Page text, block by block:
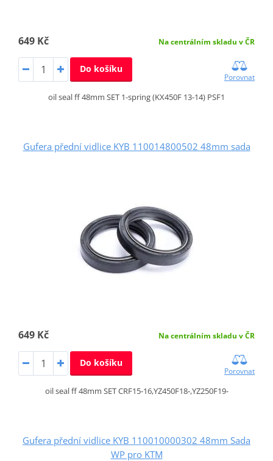
649 Kč Na centrálním skladu v ČR
Do košíku
Porovnat
oil seal ff 48mm SET 1-spring (KX450F 13-14) PSF1
Gufera přední vidlice KYB 110014800502 48mm sada
649 Kč Na centrálním skladu v ČR
Do košíku
Porovnat
oil seal ff 48mm SET CRF15-16,YZ450F18-,YZ250F19-
Gufera přední vidlice KYB 110010000302 48mm Sada
WP pro KTM